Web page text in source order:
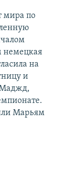
мира по
немецкая
на
и
Маджд,
Марьям